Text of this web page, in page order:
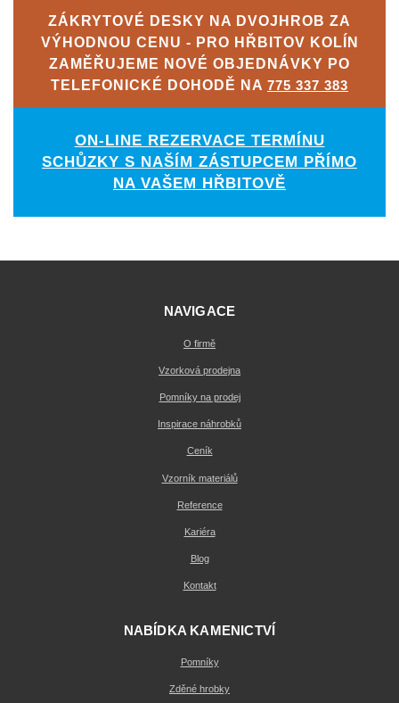
ZÁKRYTOVÉ DESKY NA DVOJHROB ZA
VÝHODNOU CENU - PRO HŘBITOV KOLÍN
ZAMĚŘUJEME NOVÉ OBJEDNÁVKY PO
TELEFONICKÉ DOHODĚ NA 775 337 383
ON-LINE REZERVACE TERMÍNU
SCHŮZKY S NAŠÍM ZÁSTUPCEM PŘÍMO
NA VAŠEM HŘBITOVĚ
NAVIGACE
O firmě
Vzorková prodejna
Pomníky na prodej
Inspirace náhrobků
Ceník
Vzorník materiálů
Reference
Kariéra
Blog
Kontakt
NABÍDKA KAMENICTVÍ
Pomníky
Zděné hrobky